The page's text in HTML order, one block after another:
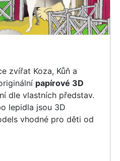
zvířat Koza, Kůň a
papírové 3D
dle vlastních představ.
lepidla jsou 3D
vhodné pro děti od